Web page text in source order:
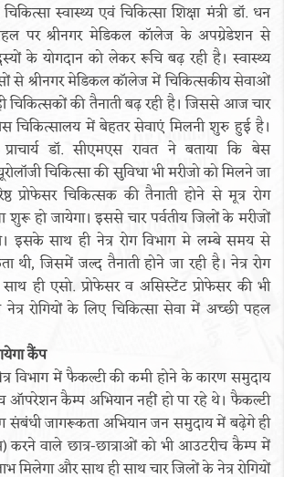
स्वास्थ्य एवं चिकित्सा शिक्षा मंत्री डॉ. धन
पर श्रीनगर मेडिकल कॉलेज के अपग्रेडेशन से
के योगदान को लेकर रूचि बढ़ रही है। स्वास्थ्य
से श्रीनगर मेडिकल कॉलेज में चिकित्सकीय सेवाओं
की तैनाती बढ़ रही है। जिससे आज चार
चिकित्सालय में बेहतर सेवाएं मिलनी शुरु हुई है।
डॉ. सीएमएस रावत ने बताया कि बेस
चिकित्सा की सुविधा भी मरीजो को मिलने जा
प्रोफेसर चिकित्सक की तैनाती होने से मूत्र रोग
शुरू हो जायेगा। इससे चार पर्वतीय जिलों के मरीजों
इसके साथ ही नेत्र रोग विभाग मे लम्बे समय से
थी, जिसमें जल्द तैनाती होने जा रही है। नेत्र रोग
ही एसो. प्रोफेसर व असिस्टेंट प्रोफेसर की भी
नेत्र रोगियों के लिए चिकित्सा सेवा में अच्छी पहल
कैंप
विभाग में फैकल्टी की कमी होने के कारण समुदाय
ऑपरेशन कैम्प अभियान नहीं हो पा रहे थे। फैकल्टी
संबंधी जागरूकता अभियान जन समुदाय में बढ़ेगे ही
करने वाले छात्र-छात्राओं को भी आउटरीच कैम्प में
और साथ ही साथ चार जिलों के नेत्र रोगियों